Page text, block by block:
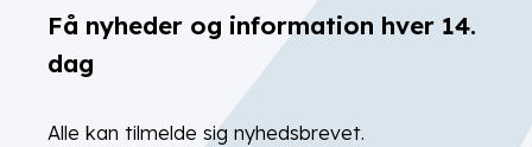
Få nyheder og information hver 14.
dag
Alle kan tilmelde sig nyhedsbrevet.